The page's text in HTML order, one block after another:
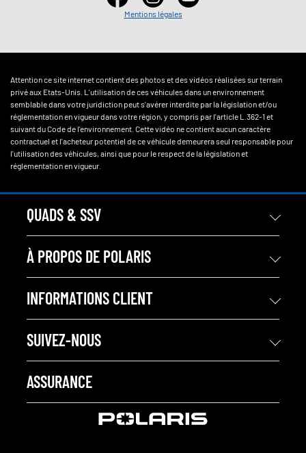
Mentions légales
Attention ce site internet contient des photos et des vidéos réalisées sur terrain
privé aux Etats-Unis. L'utilisation de ces véhicules dans un environnement
semblable dans votre juridiction peut s'avérer interdite par la législation et/ou
réglementation en vigueur dans votre région, y compris par l'article L.362-1 et
suivant du Code de l'environnement. Cette vidéo ne contient aucun caractère
contractuel et l'acheteur potentiel de ce véhicule demeurera seul responsable pour
l'utilisation des véhicules, ainsi que pour le respect de la législation et
réglementation en vigueur.
QUADS & SSV
À PROPOS DE POLARIS
INFORMATIONS CLIENT
SUIVEZ-NOUS
ASSURANCE